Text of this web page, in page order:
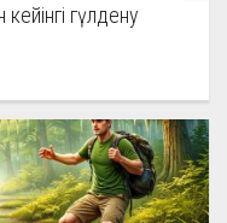
гүлдену